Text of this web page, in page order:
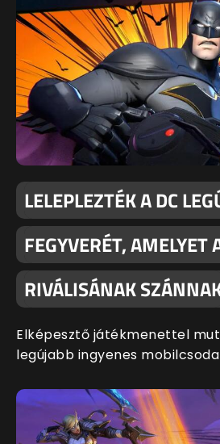
LELEPLEZTÉK A DC
FEGYVERÉT, AMELYET
RIVÁLISÁNAK
Elképesztő játékmenettel
legújabb ingyenes